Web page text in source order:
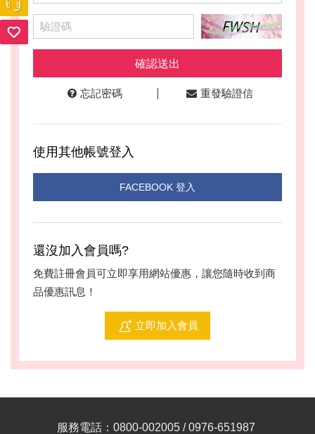
驗證碼
確認送出
忘記密碼 重發驗證信
使用其他帳號登入
FACEBOOK 登入
還沒加入會員嗎?
免費註冊會員可立即享用網站優惠，讓您隨時收到商
品優惠訊息！
立即加入會員
服務電話：0800-002005 / 0976-651987